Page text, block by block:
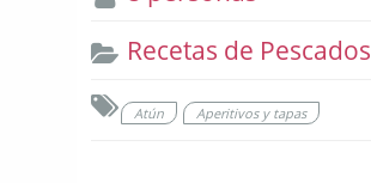
Recetas de Pescados
Atún Aperitivos y tapas